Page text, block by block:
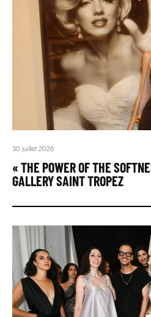
30 juillet 2026
« THE POWER OF THE
GALLERY SAINT TROPEZ